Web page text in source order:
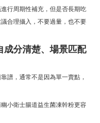
行周期性補充，但是否長期吃
合理攝入，不要過量，也不要
成分清楚、場景匹配
譜，通常不是因為單一賣點，
小衛士腸道益生菌凍幹粉更容